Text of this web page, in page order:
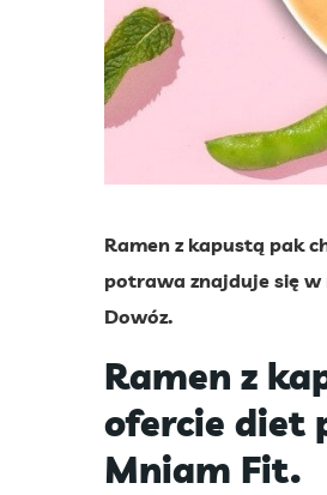
Ramen z kapustą pak
potrawa znajduje się
Dowóz.
Ramen z
ofercie diet
Mniam Fit.